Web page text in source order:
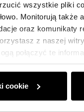
wszystkie pliki
Monitorują także
oraz komunikaty
z naszej
połączyć te
cookie
Klub Klienta